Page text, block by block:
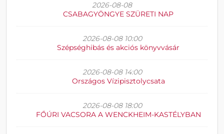
2026-08-08
CSABAGYÖNGYE SZÜRETI NAP
2026-08-08 10:00
Szépséghibás és akciós könyvvásár
2026-08-08 14:00
Országos Vízipisztolycsata
2026-08-08 18:00
FŐÚRI VACSORA A WENCKHEIM-KASTÉLYBAN